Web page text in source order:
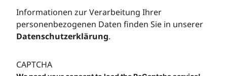
Informationen zur Verarbeitung Ihrer
personenbezogenen Daten finden Sie in unserer
Datenschutzerklärung.
CAPTCHA